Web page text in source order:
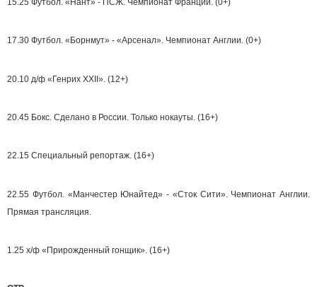
15.25 Футбол. «Нант» - ПСЖ. Чемпионат Франции. (0+)
17.30 Футбол. «Борнмут» - «Арсенал». Чемпионат Англии. (0+)
20.10 д/ф «Генрих XXII». (12+)
20.45 Бокс. Сделано в России. Только нокауты. (16+)
22.15 Специальный репортаж. (16+)
22.55 Футбол. «Манчестер Юнайтед» - «Сток Сити». Чемпионат Англии.
Прямая трансляция.
1.25 х/ф «Прирожденный гонщик». (16+)